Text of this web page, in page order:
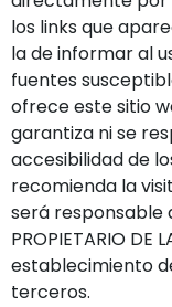
los links que
la de informar al
fuentes
ofrece este sitio
garantiza ni se
accesibilidad de
recomienda la
será responsable
PROPIETARIO DE
establecimiento
terceros.